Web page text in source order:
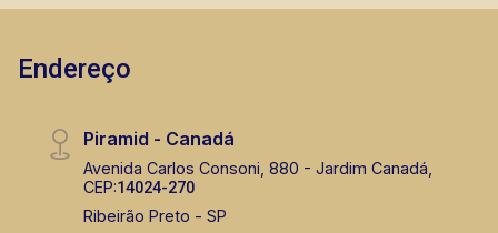
Endereço
Piramid - Canadá
Avenida Carlos Consoni, 880 - Jardim Canadá,
CEP:14024-270
Ribeirão Preto - SP